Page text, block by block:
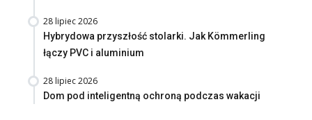
28 lipiec 2026
Hybrydowa przyszłość stolarki. Jak Kömmerling
łączy PVC i aluminium
28 lipiec 2026
Dom pod inteligentną ochroną podczas wakacji